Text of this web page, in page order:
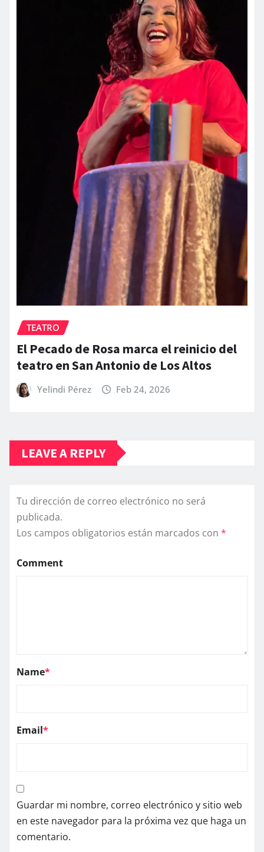
TEATRO
El Pecado de Rosa marca el reinicio del
teatro en San Antonio de Los Altos
Yelindi Pérez Feb 24, 2026
LEAVE A REPLY
Tu dirección de correo electrónico no será
publicada.
Los campos obligatorios están marcados con *
Comment
Name*
Email*
Guardar mi nombre, correo electrónico y sitio web
en este navegador para la próxima vez que haga un
comentario.